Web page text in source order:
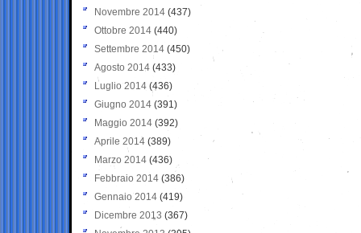
Novembre 2014 (437)
Ottobre 2014 (440)
Settembre 2014 (450)
Agosto 2014 (433)
Luglio 2014 (436)
Giugno 2014 (391)
Maggio 2014 (392)
Aprile 2014 (389)
Marzo 2014 (436)
Febbraio 2014 (386)
Gennaio 2014 (419)
Dicembre 2013 (367)